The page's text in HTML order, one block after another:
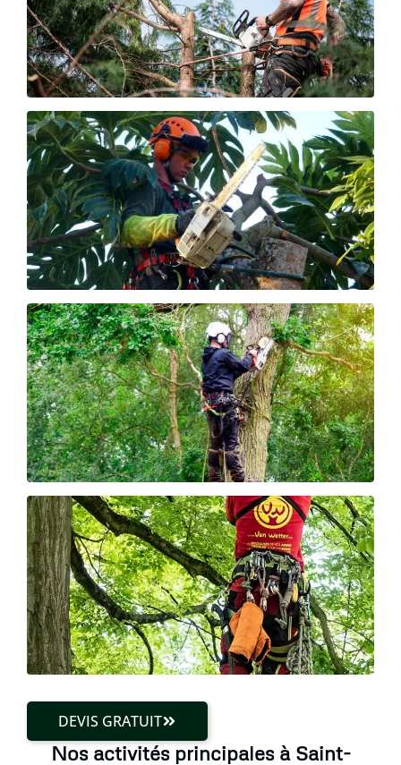
DEVIS GRATUIT
Nos activités principales à Saint-